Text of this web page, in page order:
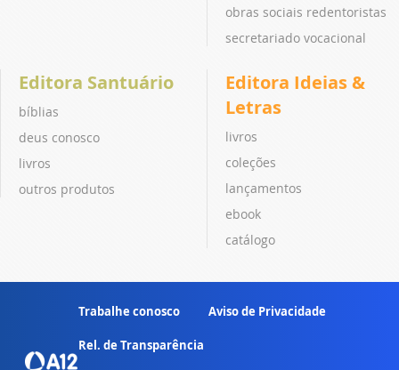
obras sociais redentoristas
secretariado vocacional
Editora Santuário
bíblias
deus conosco
livros
outros produtos
Editora Ideias &
Letras
livros
coleções
lançamentos
ebook
catálogo
Trabalhe conosco Aviso de Privacidade
Rel. de Transparência